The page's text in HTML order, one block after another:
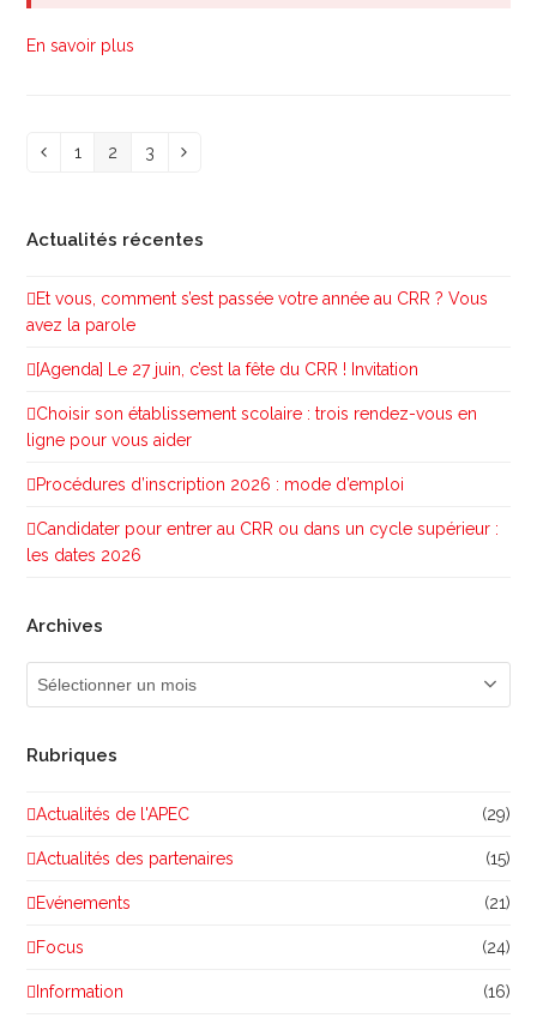
En savoir plus
Précédent
Page
1 Page
2 Page
3 Suivant
Actualités récentes
Et vous, comment s’est passée votre année au CRR ? Vous
avez la parole
[Agenda] Le 27 juin, c’est la fête du CRR ! Invitation
Choisir son établissement scolaire : trois rendez-vous en
ligne pour vous aider
Procédures d’inscription 2026 : mode d’emploi
Candidater pour entrer au CRR ou dans un cycle supérieur :
les dates 2026
Archives
Archives
Rubriques
Actualités de l'APEC (29)
Actualités des partenaires (15)
Evénements (21)
Focus (24)
Information (16)